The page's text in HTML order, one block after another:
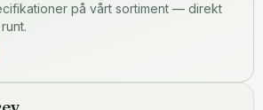
på vårt sortiment — direkt